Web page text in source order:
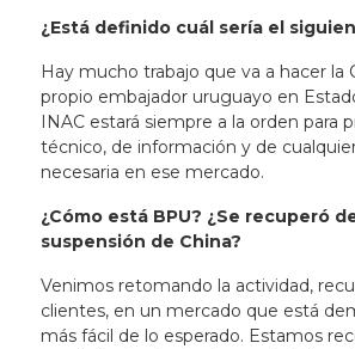
¿Está definido cuál sería el
Hay mucho trabajo que va a hacer la
propio embajador uruguayo en
INAC estará siempre a la orden para
técnico, de información y de
necesaria en ese mercado.
¿Cómo está BPU? ¿Se recuperó
suspensión de China?
Venimos retomando la actividad,
clientes, en un mercado que está
más fácil de lo esperado. Estamos